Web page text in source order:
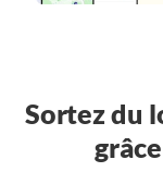
Sortez du